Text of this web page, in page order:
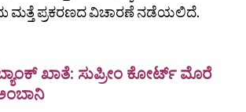
ಮತ್ತೆ ಪ್ರಕರಣದ ವಿಚಾರಣೆ ನಡೆಯಲಿದೆ.
ಖಾತೆ: ಸುಪ್ರೀಂ ಕೋರ್ಟ್ ಮೊರೆ